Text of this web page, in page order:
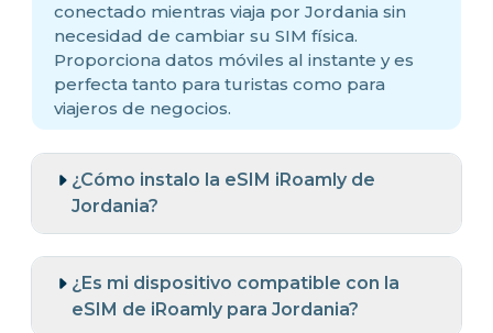
conectado mientras viaja por Jordania sin
necesidad de cambiar su SIM física.
Proporciona datos móviles al instante y es
perfecta tanto para turistas como para
viajeros de negocios.
¿Cómo instalo la eSIM iRoamly de
Jordania?
¿Es mi dispositivo compatible con la
eSIM de iRoamly para Jordania?